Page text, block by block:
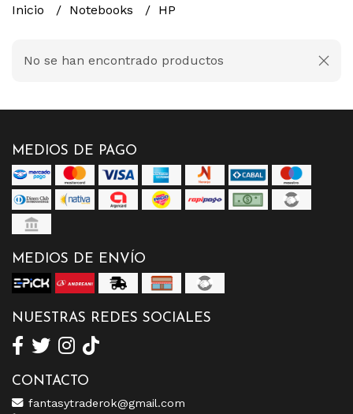
Inicio Notebooks HP
No se han encontrado productos
MEDIOS DE PAGO
MEDIOS DE ENVÍO
NUESTRAS REDES SOCIALES
CONTACTO
fantasytraderok@gmail.com